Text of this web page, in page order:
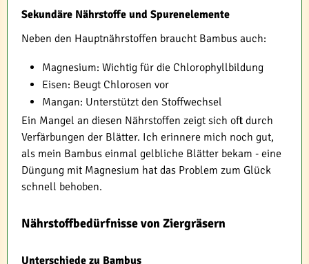
Sekundäre Nährstoffe und Spurenelemente
Neben den Hauptnährstoffen braucht Bambus auch:
Magnesium: Wichtig für die Chlorophyllbildung
Eisen: Beugt Chlorosen vor
Mangan: Unterstützt den Stoffwechsel
Ein Mangel an diesen Nährstoffen zeigt sich oft durch
Verfärbungen der Blätter. Ich erinnere mich noch gut,
als mein Bambus einmal gelbliche Blätter bekam - eine
Düngung mit Magnesium hat das Problem zum Glück
schnell behoben.
Nährstoffbedürfnisse von Ziergräsern
Unterschiede zu Bambus